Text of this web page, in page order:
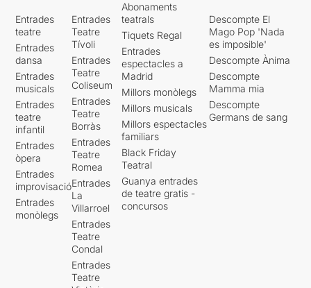
Entrades
teatre
Entrades
dansa
Entrades
musicals
Entrades
teatre
infantil
Entrades
òpera
Entrades
improvisació
Entrades
monòlegs
Entrades
Teatre
Tívoli
Entrades
Teatre
Coliseum
Entrades
Teatre
Borràs
Entrades
Teatre
Romea
Entrades
La
Villarroel
Entrades
Teatre
Condal
Entrades
Teatre
Abonaments
teatrals
Tiquets Regal
Entrades
espectacles a
Madrid
Millors monòlegs
Millors musicals
Millors espectacles
familiars
Black Friday
Teatral
Guanya entrades
de teatre gratis -
concursos
Descompte El
Mago Pop 'Nada
es imposible'
Descompte Ànima
Descompte
Mamma mia
Descompte
Germans de sang